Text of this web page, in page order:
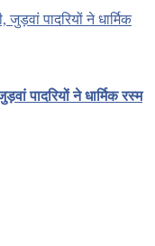
पादरियों ने धार्मिक रस्म